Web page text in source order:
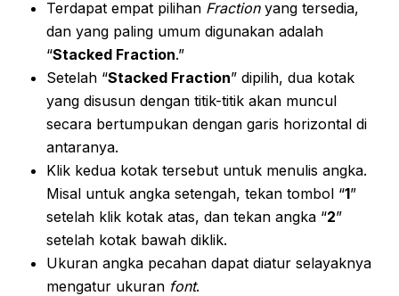
Terdapat empat pilihan Fractionyang tersedia,
dan yang paling umum digunakan adalah
“Stacked Fraction.”
Setelah “Stacked Fraction” dipilih, dua kotak
yang disusun dengan titik-titik akan muncul
secara bertumpukan dengan garis horizontal di
antaranya.
Klik kedua kotak tersebut untuk menulis angka.
Misal untuk angka setengah, tekan tombol “1”
setelah klik kotak atas, dan tekan angka “2”
setelah kotak bawah diklik.
Ukuran angka pecahan dapat diatur selayaknya
mengatur ukuran font.